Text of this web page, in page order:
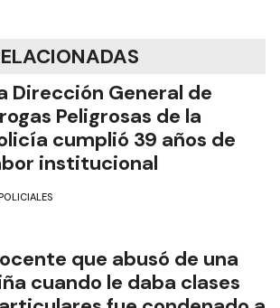
Dirección General de
Peligrosas de la
cumplió 39 años de
institucional
que abusó de una
cuando le daba clases